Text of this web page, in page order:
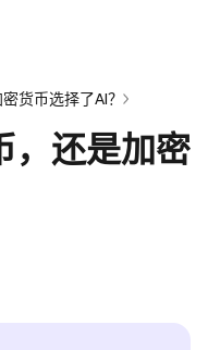
货币选择了AI？ /
，还是加密